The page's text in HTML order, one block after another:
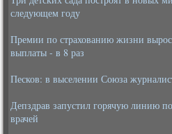
следующем году
Премии по страхованию жизни
выплаты - в 8 раз
Песков: в выселении Союза
Депздрав запустил горячую линию
врачей